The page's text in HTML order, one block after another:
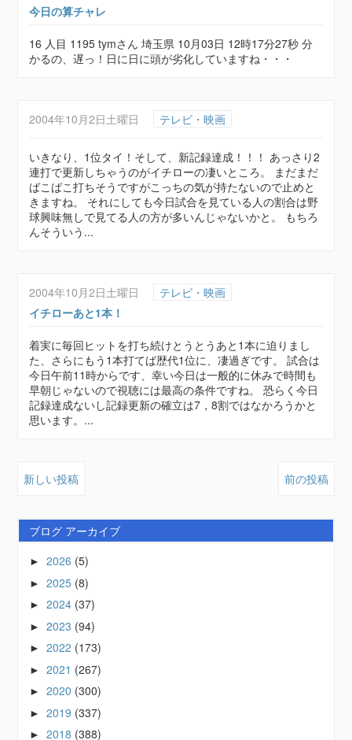
今日の算チャレ
16 人目 1195 tymさん 埼玉県 10月03日 12時17分27秒 分
かるの、遅っ！日に日に頭が劣化していますね・・・
2004年10月2日土曜日 テレビ・映画
いきなり、1位タイ！そして、新記録達成！！！ あっさり2
連打で更新しちゃうのがイチローの凄いところ。 まだまだ
ばこばこ打ちそうですがこっちの気が持たないので止めと
きますね。 それにしても今日試合を見ている人の割合は野
球興味無しで見てる人の方が多いんじゃないかと。 もちろ
んそういう...
2004年10月2日土曜日
テレビ・映画
イチローあと1本！
着実に毎回ヒットを打ち続けとうとうあと1本に迫りまし
た、さらにもう1本打てば歴代1位に、凄過ぎです。 試合は
今日午前11時からです、幸い今日は一般的に休みで時間も
早朝じゃないので視聴には最高の条件ですね。 恐らく今日
記録達成ないし記録更新の確立は7，8割ではなかろうかと
思います。...
新しい投稿 前の投稿
ブログ アーカイブ
►2026 (5)
►2025 (8)
►2024 (37)
►2023 (94)
►2022 (173)
►2021 (267)
►2020 (300)
►2019 (337)
►2018 (388)